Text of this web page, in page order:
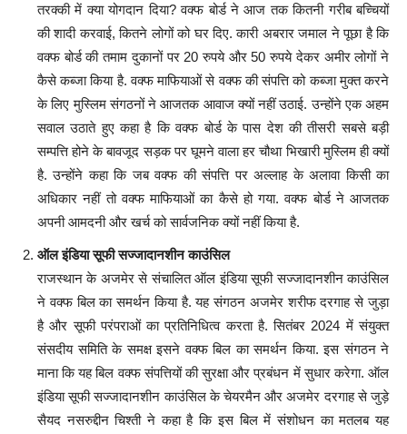
तरक्की में क्या योगदान दिया? वक्फ बोर्ड ने आज तक कितनी गरीब बच्चियों
की शादी करवाई, कितने लोगों को घर दिए. कारी अबरार जमाल ने पूछा है कि
वक्फ बोर्ड की तमाम दुकानों पर 20 रुपये और 50 रुपये देकर अमीर लोगों ने
कैसे कब्जा किया है. वक्फ माफियाओं से वक्फ की संपत्ति को कब्जा मुक्त करने
के लिए मुस्लिम संगठनों ने आजतक आवाज क्यों नहीं उठाई. उन्होंने एक अहम
सवाल उठाते हुए कहा है कि वक्फ बोर्ड के पास देश की तीसरी सबसे बड़ी
सम्पत्ति होने के बावजूद सड़क पर घूमने वाला हर चौथा भिखारी मुस्लिम ही क्यों
है. उन्होंने कहा कि जब वक्फ की संपत्ति पर अल्लाह के अलावा किसी का
अधिकार नहीं तो वक्फ माफियाओं का कैसे हो गया. वक्फ बोर्ड ने आजतक
अपनी आमदनी और खर्च को सार्वजनिक क्यों नहीं किया है.
ऑल इंडिया सूफी सज्जादानशीन काउंसिल
राजस्थान के अजमेर से संचालित ऑल इंडिया सूफी सज्जादानशीन काउंसिल
ने वक्फ बिल का समर्थन किया है. यह संगठन अजमेर शरीफ दरगाह से जुड़ा
है और सूफी परंपराओं का प्रतिनिधित्व करता है. सितंबर 2024 में संयुक्त
संसदीय समिति के समक्ष इसने वक्फ बिल का समर्थन किया. इस संगठन ने
माना कि यह बिल वक्फ संपत्तियों की सुरक्षा और प्रबंधन में सुधार करेगा. ऑल
इंडिया सूफी सज्जादानशीन काउंसिल के चेयरमैन और अजमेर दरगाह से जुड़े
सैयद नसरुद्दीन चिश्ती ने कहा है कि इस बिल में संशोधन का मतलब यह